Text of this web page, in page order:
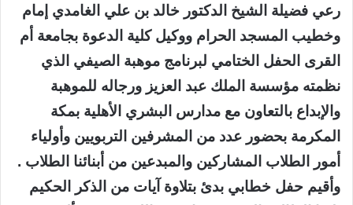
رعي فضيلة الشيخ الدكتور خالد بن علي الغامدي إمام
وخطيب المسجد الحرام ووكيل كلية الدعوة بجامعة أم
القرى الحفل الختامي لبرنامج موهبة الصيفي الذي
نظمته مؤسسة الملك عبد العزيز ورجاله للموهبة
والإبداع بالتعاون مع مدارس البشري الأهلية بمكة
المكرمة بحضور عدد من المشرفين التربويين وأولياء
أمور الطلاب المشاركين والمبدعين من أبنائنا الطلاب .
وأقيم حفل خطابي بدئ بتلاوة آيات من الذكر الحكيم